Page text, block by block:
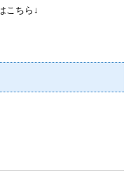
こちら↓